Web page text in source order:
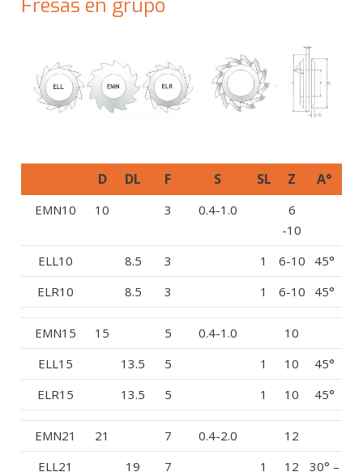
Fresas en grupo
D DL F S SL Z A°
EMN10 10 3 0.4-1.0
6
-10
ELL10
8.5 3 1 6-10
45°
ELR10
8.5 3 1 6-10 45°
EMN15 15 5 0.4-1.0
10
ELL15
13.5 5 1 10
45°
ELR15
13.5 5 1 10 45°
EMN21 21 7 0.4-2.0
12
ELL21
19 7 1 12
30° –